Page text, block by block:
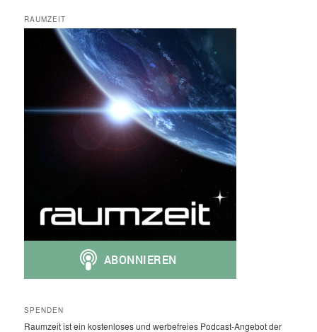
RAUMZEIT
SPENDEN
Raumzeit ist ein kostenloses und werbefreies Podcast-Angebot der